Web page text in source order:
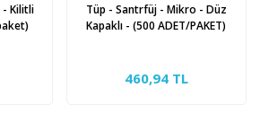
- Kilitli
Tüp - Santrfüj - Mikro - Düz
Kapaklı - (500 ADET/PAKET)
460,94 TL